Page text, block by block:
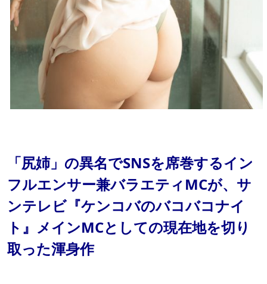
「尻姉」の異名でSNSを席巻するイン
フルエンサー兼バラエティMCが、サ
ンテレビ『ケンコバのバコバコナイ
ト』メインMCとしての現在地を切り
取った渾身作